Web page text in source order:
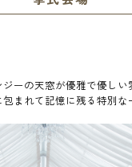
ーの天窓が優雅で優しい
まれて記憶に残る特別な